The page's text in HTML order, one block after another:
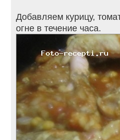
Добавляем курицу,
огне в течение часа.